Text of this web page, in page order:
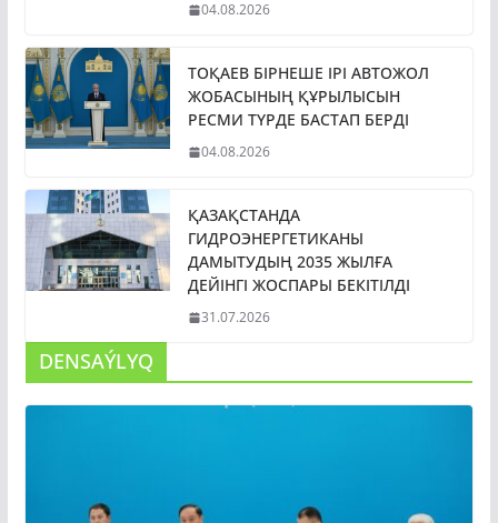
04.08.2026
ТОҚАЕВ БІРНЕШЕ ІРІ АВТОЖОЛ
ЖОБАСЫНЫҢ ҚҰРЫЛЫСЫН
РЕСМИ ТҮРДЕ БАСТАП БЕРДІ
04.08.2026
ҚАЗАҚСТАНДА
ГИДРОЭНЕРГЕТИКАНЫ
ДАМЫТУДЫҢ 2035 ЖЫЛҒА
ДЕЙІНГІ ЖОСПАРЫ БЕКІТІЛДІ
31.07.2026
DENSAÝLYQ